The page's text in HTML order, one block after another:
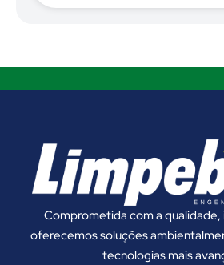
Comprometida com a qualidade,
oferecemos soluções
tecnologias mais